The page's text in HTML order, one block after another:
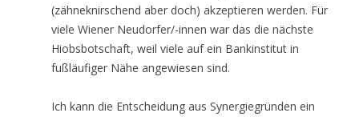
(zähneknirschend aber doch) akzeptieren werden. Für
viele Wiener Neudorfer/-innen war das die nächste
Hiobsbotschaft, weil viele auf ein Bankinstitut in
fußläufiger Nähe angewiesen sind.
Ich kann die Entscheidung aus Synergiegründen ein